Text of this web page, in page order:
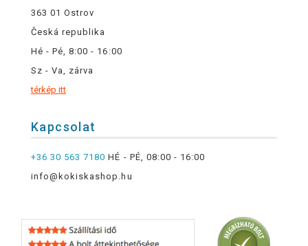
363 01 Ostrov
Česká republika
Hé - Pé, 8:00 - 16:00
Sz - Va, zárva
térkép itt
Kapcsolat
+36 30 563 7180 HÉ - PÉ, 08:00 - 16:00
info@kokiskashop.hu